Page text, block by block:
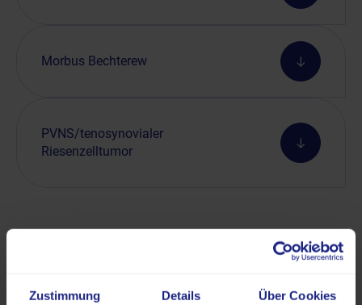
Zustimmung Details Über Cookies
Morbus Bechterew
PVNS/tenosynovialer
Riesenzelltumor
Kontraindikationen